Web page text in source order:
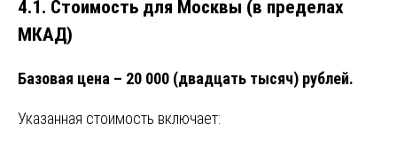
4.1. Стоимость для Москвы (в пределах
МКАД)
Базовая цена – 20 000 (двадцать тысяч) рублей.
Указанная стоимость включает: